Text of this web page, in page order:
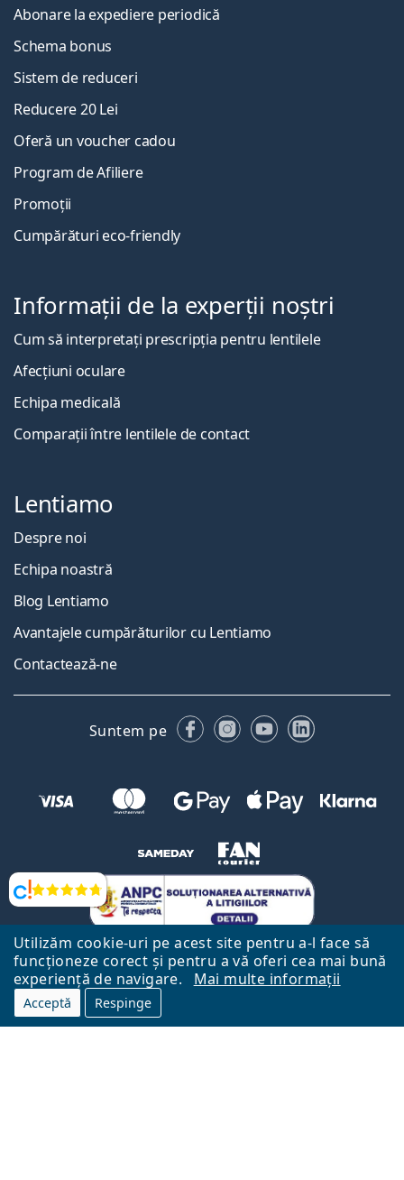
Utilizăm cookie-uri pe acest site pentru a-l face să
funcționeze corect și pentru a vă oferi cea mai bună
experiență de navigare.
Mai multe informații
Acceptă Respinge
Opinii
Abonare la expediere periodică
Schema bonus
Sistem de reduceri
Reducere 20 Lei
Oferă un voucher cadou
Program de Afiliere
Promoții
Cumpărături eco-friendly
Informații de la experții noștri
Cum să interpretați prescripția pentru lentilele
Afecțiuni oculare
Echipa medicală
Comparații între lentilele de contact
Lentiamo
Despre noi
Echipa noastră
Blog Lentiamo
Avantajele cumpărăturilor cu Lentiamo
Contactează-ne
Suntem pe FacebookInstagram
YouTubeLinkedIn
Către Pagina Principală
Mai sus